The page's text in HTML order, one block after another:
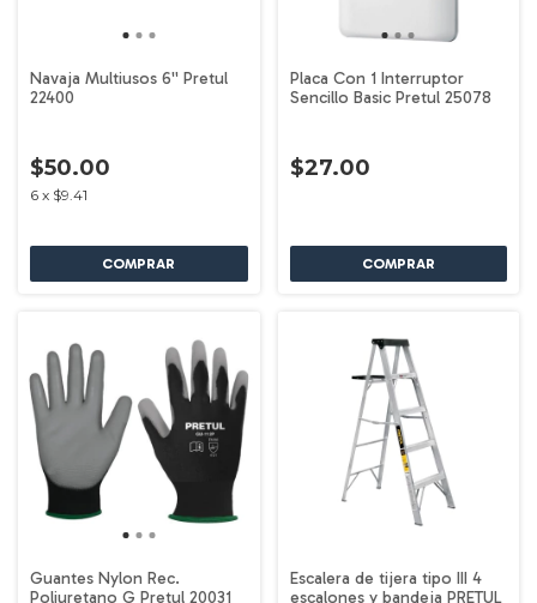
Navaja Multiusos 6'' Pretul
22400
$50.00
6 x $9.41
Placa Con 1 Interruptor
Sencillo Basic Pretul 25078
$27.00
Guantes Nylon Rec.
Poliuretano G Pretul 20031
Escalera de tijera tipo III 4
escalones y bandeja PRETUL